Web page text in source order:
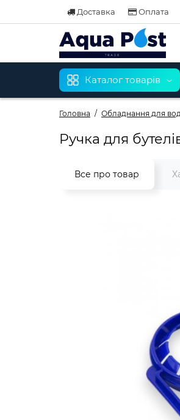
Доставка Оплата
Каталог товарів
Головна Обладнання для
Ручка для
Все про товар